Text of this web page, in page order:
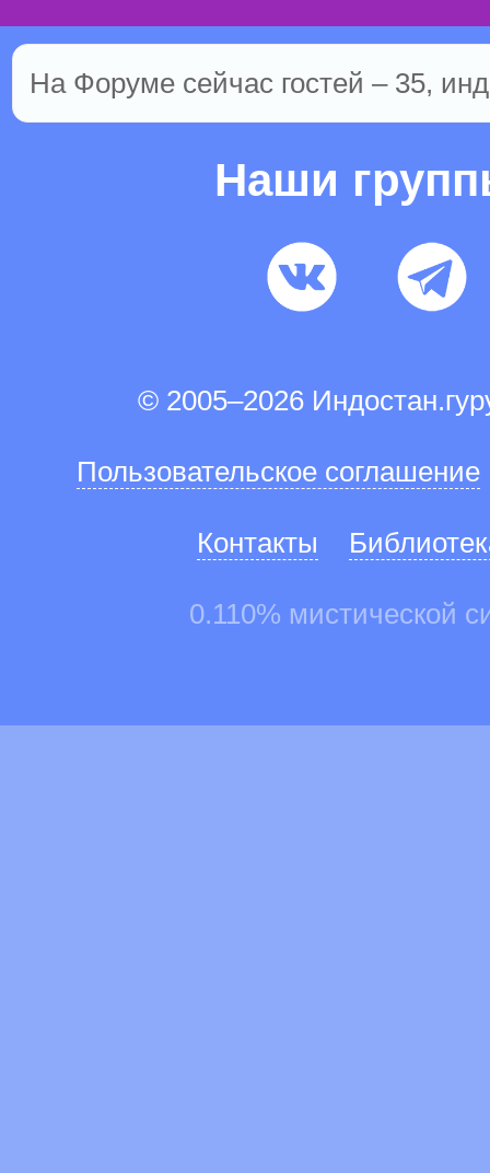
На Форуме сейчас гостей – 35,
Наши
© 2005–2026
Пользовательское соглашение
Контакты
0.110% мистической